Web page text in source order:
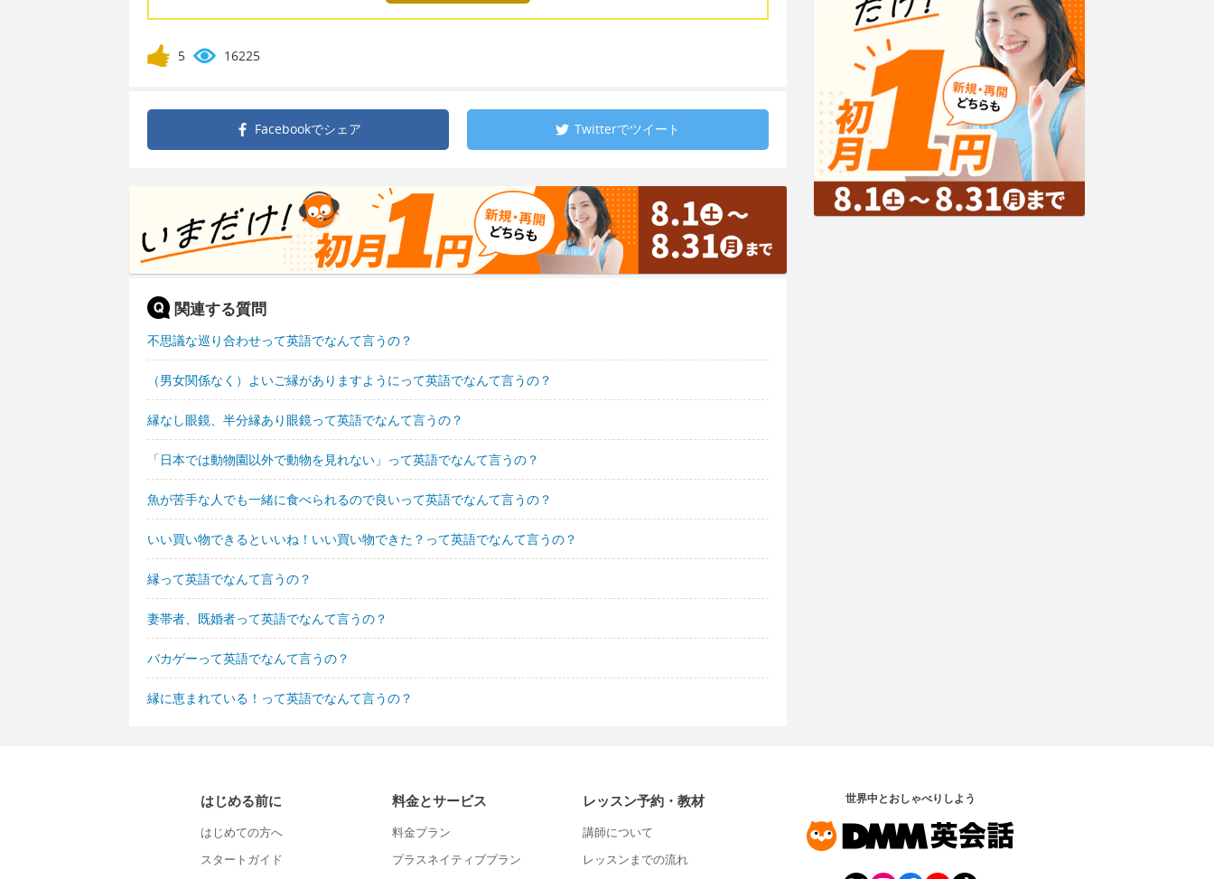
5 16225
Facebookでシェア Twitterでツイート
関連する質問
不思議な巡り合わせって英語でなんて言うの？
（男女関係なく）よいご縁がありますようにって英語でなんて言うの？
縁なし眼鏡、半分縁あり眼鏡って英語でなんて言うの？
「日本では動物園以外で動物を見れない」って英語でなんて言うの？
魚が苦手な人でも一緒に食べられるので良いって英語でなんて言うの？
いい買い物できるといいね！いい買い物できた？って英語でなんて言うの？
縁って英語でなんて言うの？
妻帯者、既婚者って英語でなんて言うの？
バカゲーって英語でなんて言うの？
縁に恵まれている！って英語でなんて言うの？
はじめる前に
はじめての方へ
スタートガイド
料金とサービス
料金プラン
プラスネイティブプラン
レッスン予約・教材
講師について
レッスンまでの流れ
世界中とおしゃべりしよう